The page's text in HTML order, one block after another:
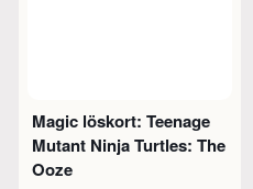
Magic löskort: Teenage
Mutant Ninja Turtles: The
Ooze